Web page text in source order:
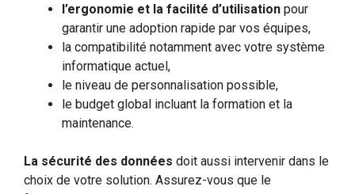
l’ergonomie et la facilité d’utilisation pour
garantir une adoption rapide par vos équipes,
la compatibilité notamment avec votre système
informatique actuel,
le niveau de personnalisation possible,
le budget global incluant la formation et la
maintenance.
La sécurité des données doit aussi intervenir dans le
choix de votre solution. Assurez-vous que le